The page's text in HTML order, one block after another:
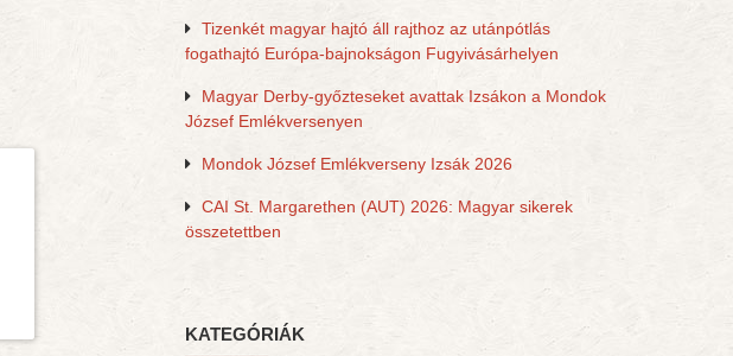
Tizenkét magyar hajtó áll rajthoz az utánpótlás
fogathajtó Európa-bajnokságon Fugyivásárhelyen
Magyar Derby-győzteseket avattak Izsákon a Mondok
József Emlékversenyen
Mondok József Emlékverseny Izsák 2026
CAI St. Margarethen (AUT) 2026: Magyar sikerek
összetettben
KATEGÓRIÁK